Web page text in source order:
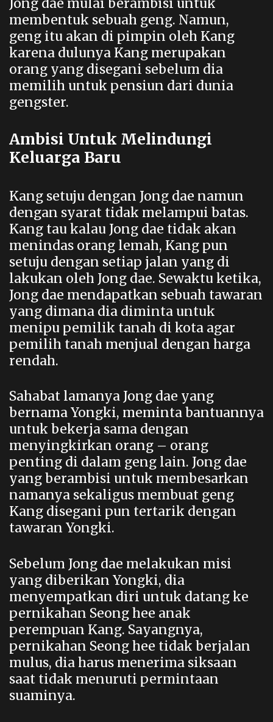
Jong dae mulai berambisi untuk
membentuk sebuah geng. Namun,
geng itu akan di pimpin oleh Kang
karena dulunya Kang merupakan
orang yang disegani sebelum dia
memilih untuk pensiun dari dunia
gengster.
Ambisi Untuk Melindungi
Keluarga Baru
Kang setuju dengan Jong dae namun
dengan syarat tidak melampui batas.
Kang tau kalau Jong dae tidak akan
menindas orang lemah, Kang pun
setuju dengan setiap jalan yang di
lakukan oleh Jong dae. Sewaktu ketika,
Jong dae mendapatkan sebuah tawaran
yang dimana dia diminta untuk
menipu pemilik tanah di kota agar
pemilih tanah menjual dengan harga
rendah.
Sahabat lamanya Jong dae yang
bernama Yongki, meminta bantuannya
untuk bekerja sama dengan
menyingkirkan orang – orang
penting di dalam geng lain. Jong dae
yang berambisi untuk membesarkan
namanya sekaligus membuat geng
Kang disegani pun tertarik dengan
tawaran Yongki.
Sebelum Jong dae melakukan misi
yang diberikan Yongki, dia
menyempatkan diri untuk datang ke
pernikahan Seong hee anak
perempuan Kang. Sayangnya,
pernikahan Seong hee tidak berjalan
mulus, dia harus menerima siksaan
saat tidak menuruti permintaan
suaminya.